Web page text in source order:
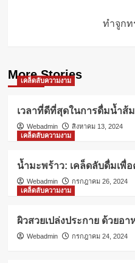
ทำจูกท
More Stories
เคล็ดลับความงาม
เวลาที่ดีที่สุดในการดื่มน้ำส้
Webadmin
สิงหาคม 13, 2024
เคล็ดลับความงาม
น้ำมะพร้าว: เคล็ดลับดื่มเ
Webadmin
กรกฎาคม 26, 2024
เคล็ดลับความงาม
ผิวสวยเปล่งประกาย ด้วยอ
Webadmin กรกฎาคม 24, 2024